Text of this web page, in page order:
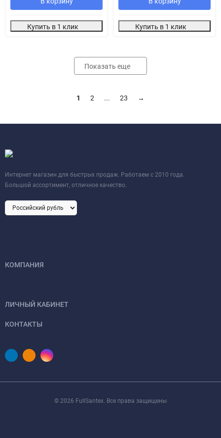
Купить в 1 клик Купить в 1 клик
Показать еще
1 2 ... 23 →
Интернет магазин для быстрых продаж. Работаем с 2010 года.
Большой ассортимент, отличное качество.
КОМПАНИЯ
ЛИЧНЫЙ КАБИНЕТ
КОНТАКТЫ
© 2026 FullSantex. Все права защищены